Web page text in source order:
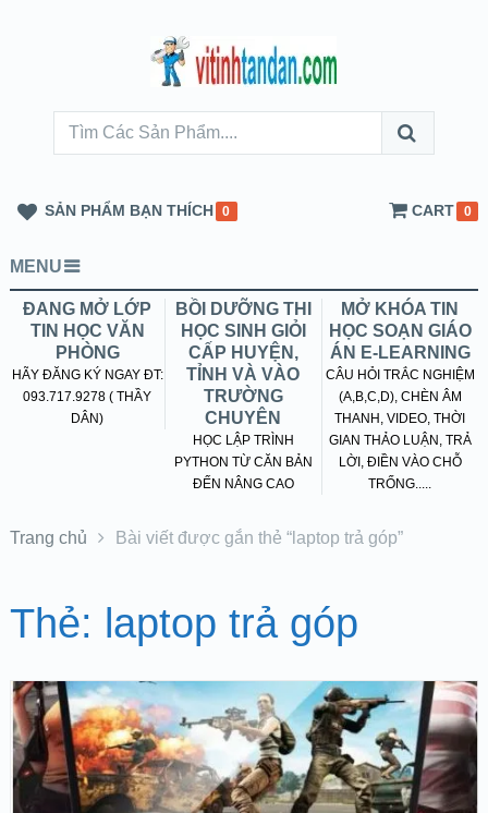
SẢN PHẨM BẠN THÍCH 0 CART 0
MENU
ĐANG MỞ LỚP
TIN HỌC VĂN
PHÒNG
HÃY ĐĂNG KÝ NGAY ĐT:
093.717.9278 ( THẦY
DÂN)
BỒI DƯỠNG THI
HỌC SINH GIỎI
CẤP HUYỆN,
TỈNH VÀ VÀO
TRƯỜNG
CHUYÊN
HỌC LẬP TRÌNH
PYTHON TỪ CĂN BẢN
ĐẾN NÂNG CAO
MỞ KHÓA TIN
HỌC SOẠN GIÁO
ÁN E-LEARNING
CÂU HỎI TRẮC NGHIỆM
(A,B,C,D), CHÈN ÂM
THANH, VIDEO, THỜI
GIAN THẢO LUẬN, TRẢ
LỜI, ĐIỀN VÀO CHỖ
TRỐNG.....
Trang chủ Bài viết được gắn thẻ “laptop trả góp”
Thẻ: laptop trả góp